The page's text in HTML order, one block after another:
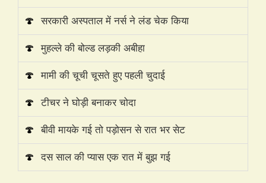
🍄 सरकारी अस्पताल में नर्स ने लंड चेक किया
🍄 मुहल्ले की बोल्ड लड़की अबीहा
🍄 मामी की चूची चूसते हुए पहली चुदाई
🍄 टीचर ने घोड़ी बनाकर चोदा
🍄 बीवी मायके गई तो पड़ोसन से रात भर सेट
🍄 दस साल की प्यास एक रात में बुझ गई